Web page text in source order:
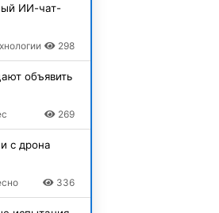
ИИ-чат-
298
объявить
269
с дрона
336